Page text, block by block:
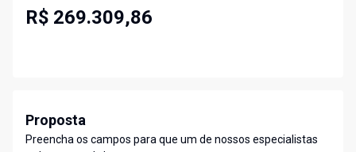
R$ 269.309,86
Proposta
Preencha os campos para que um de nossos especialistas